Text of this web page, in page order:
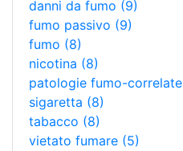
danni da fumo (9)
fumo passivo (9)
fumo (8)
nicotina (8)
patologie fumo-correlate
sigaretta (8)
tabacco (8)
vietato fumare (5)